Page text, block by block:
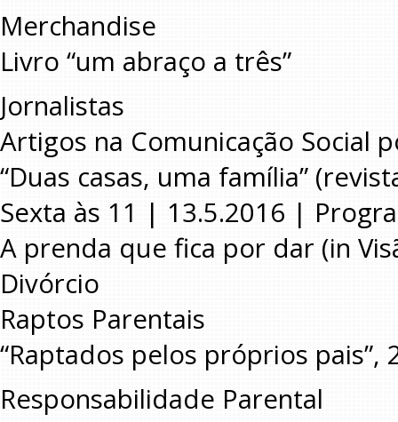
Merchandise
Livro “um abraço a três”
Jornalistas
Artigos na Comunicação Social
“Duas casas, uma família”
Sexta às 11 | 13.5.2016 |
A prenda que fica por dar (in
Divórcio
Raptos Parentais
“Raptados pelos próprios pais”,
Responsabilidade Parental